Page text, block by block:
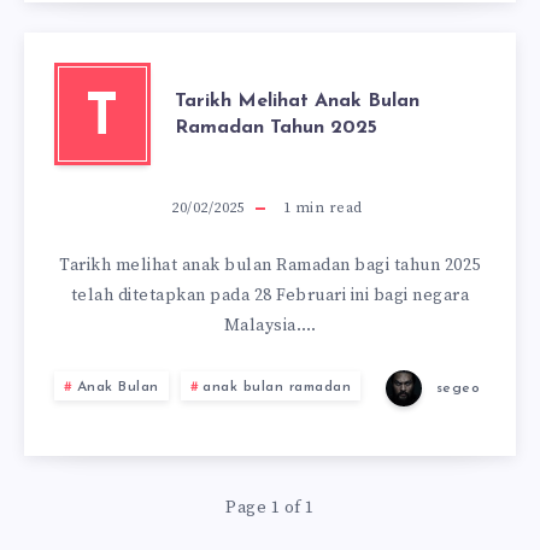
T
Tarikh Melihat Anak Bulan
Ramadan Tahun 2025
20/02/2025 1 min read
Tarikh melihat anak bulan Ramadan bagi tahun 2025
telah ditetapkan pada 28 Februari ini bagi negara
Malaysia….
Anak Bulan anak bulan ramadan segeo
Page 1 of 1